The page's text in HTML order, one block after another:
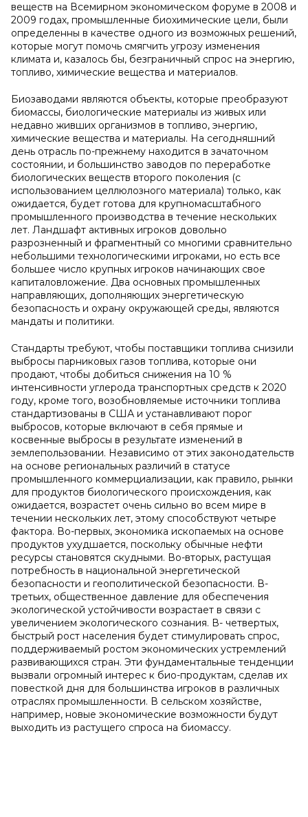
веществ на Всемирном экономическом форуме в 2008 и
2009 годах, промышленные биохимические цели, были
определенны в качестве одного из возможных решений,
которые могут помочь смягчить угрозу изменения
климата и, казалось бы, безграничный спрос на энергию,
топливо, химические вещества и материалов.
Биозаводами являются объекты, которые преобразуют
биомассы, биологические материалы из живых или
недавно живших организмов в топливо, энергию,
химические вещества и материалы. На сегодняшний
день отрасль по-прежнему находится в зачаточном
состоянии, и большинство заводов по переработке
биологических веществ второго поколения (с
использованием целлюлозного материала) только, как
ожидается, будет готова для крупномасштабного
промышленного производства в течение нескольких
лет. Ландшафт активных игроков довольно
разрозненный и фрагментный со многими сравнительно
небольшими технологическими игроками, но есть все
большее число крупных игроков начинающих свое
капиталовложение. Два основных промышленных
направляющих, дополняющих энергетическую
безопасность и охрану окружающей среды, являются
мандаты и политики.
Стандарты требуют, чтобы поставщики топлива снизили
выбросы парниковых газов топлива, которые они
продают, чтобы добиться снижения на 10 %
интенсивности углерода транспортных средств к 2020
году, кроме того, возобновляемые источники топлива
стандартизованы в США и устанавливают порог
выбросов, которые включают в себя прямые и
косвенные выбросы в результате изменений в
землепользовании. Независимо от этих законодательств
на основе региональных различий в статусе
промышленного коммерциализации, как правило, рынки
для продуктов биологического происхождения, как
ожидается, возрастет очень сильно во всем мире в
течении нескольких лет, этому способствуют четыре
фактора. Во-первых, экономика ископаемых на основе
продуктов ухудшается, поскольку обычные нефти
ресурсы становятся скудными. Во-вторых, растущая
потребность в национальной энергетической
безопасности и геополитической безопасности. В-
третьих, общественное давление для обеспечения
экологической устойчивости возрастает в связи с
увеличением экологического сознания. В- четвертых,
быстрый рост населения будет стимулировать спрос,
поддерживаемый ростом экономических устремлений
развивающихся стран. Эти фундаментальные тенденции
вызвали огромный интерес к био-продуктам, сделав их
повесткой дня для большинства игроков в различных
отраслях промышленности. В сельском хозяйстве,
например, новые экономические возможности будут
выходить из растущего спроса на биомассу.